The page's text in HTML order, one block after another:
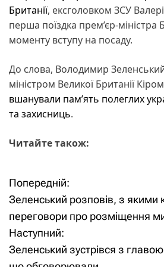
Британії, ексголовком ЗСУ
перша поїздка прем’єр-міністра
моменту вступу на посаду.
До слова, Володимир
міністром Великої Британії
вшанували пам’ять полеглих
та захисниць.
Читайте також:
Н
а
в
і
Попередній:
Зеленський розповів, з якими
переговори про розміщення
Наступний:
Зеленський зустрівся з главою